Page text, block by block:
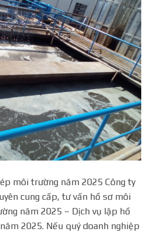
môi trường năm 2025 Công ty
cung cấp, tư vấn hồ sơ môi
năm 2025 – Dịch vụ lập hồ
2025. Nếu quý doanh nghiệp